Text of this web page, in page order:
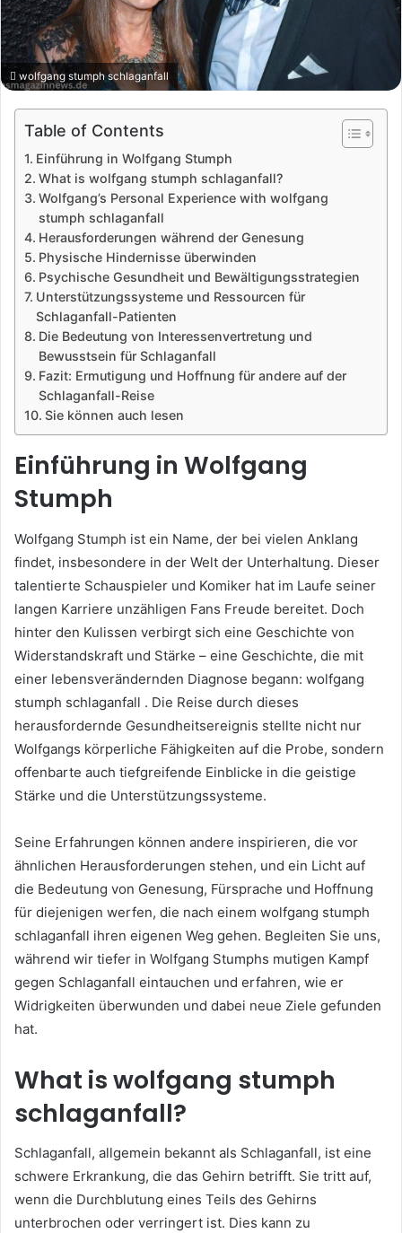
wolfgang stumph schlaganfall
Table of Contents
Einführung in Wolfgang Stumph
What is wolfgang stumph schlaganfall?
Wolfgang’s Personal Experience with wolfgang
stumph schlaganfall
Herausforderungen während der Genesung
Physische Hindernisse überwinden
Psychische Gesundheit und Bewältigungsstrategien
Unterstützungssysteme und Ressourcen für
Schlaganfall-Patienten
Die Bedeutung von Interessenvertretung und
Bewusstsein für Schlaganfall
Fazit: Ermutigung und Hoffnung für andere auf der
Schlaganfall-Reise
Sie können auch lesen
Einführung in Wolfgang
Stumph
Wolfgang Stumph ist ein Name, der bei vielen Anklang
findet, insbesondere in der Welt der Unterhaltung. Dieser
talentierte Schauspieler und Komiker hat im Laufe seiner
langen Karriere unzähligen Fans Freude bereitet. Doch
hinter den Kulissen verbirgt sich eine Geschichte von
Widerstandskraft und Stärke – eine Geschichte, die mit
einer lebensverändernden Diagnose begann: wolfgang
stumph schlaganfall . Die Reise durch dieses
herausfordernde Gesundheitsereignis stellte nicht nur
Wolfgangs körperliche Fähigkeiten auf die Probe, sondern
offenbarte auch tiefgreifende Einblicke in die geistige
Stärke und die Unterstützungssysteme.
Seine Erfahrungen können andere inspirieren, die vor
ähnlichen Herausforderungen stehen, und ein Licht auf
die Bedeutung von Genesung, Fürsprache und Hoffnung
für diejenigen werfen, die nach einem wolfgang stumph
schlaganfall ihren eigenen Weg gehen. Begleiten Sie uns,
während wir tiefer in Wolfgang Stumphs mutigen Kampf
gegen Schlaganfall eintauchen und erfahren, wie er
Widrigkeiten überwunden und dabei neue Ziele gefunden
hat.
What is wolfgang stumph
schlaganfall?
Schlaganfall, allgemein bekannt als Schlaganfall, ist eine
schwere Erkrankung, die das Gehirn betrifft. Sie tritt auf,
wenn die Durchblutung eines Teils des Gehirns
unterbrochen oder verringert ist. Dies kann zu